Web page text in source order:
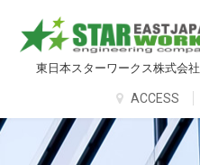
東日本スターワークス株式会社
ACCESS